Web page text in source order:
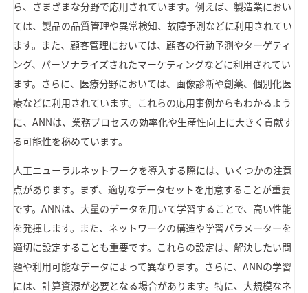
ら、さまざまな分野で応用されています。例えば、製造業におい
ては、製品の品質管理や異常検知、故障予測などに利用されてい
ます。また、顧客管理においては、顧客の行動予測やターゲティ
ング、パーソナライズされたマーケティングなどに利用されてい
ます。さらに、医療分野においては、画像診断や創薬、個別化医
療などに利用されています。これらの応用事例からもわかるよう
に、ANNは、業務プロセスの効率化や生産性向上に大きく貢献す
る可能性を秘めています。
人工ニューラルネットワークを導入する際には、いくつかの注意
点があります。まず、適切なデータセットを用意することが重要
です。ANNは、大量のデータを用いて学習することで、高い性能
を発揮します。また、ネットワークの構造や学習パラメーターを
適切に設定することも重要です。これらの設定は、解決したい問
題や利用可能なデータによって異なります。さらに、ANNの学習
には、計算資源が必要となる場合があります。特に、大規模なネ